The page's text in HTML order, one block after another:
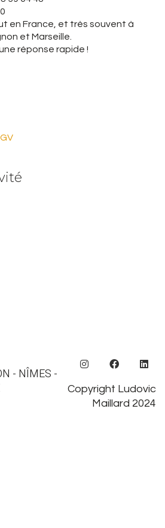
en France, et très souvent à
et Marseille.
réponse rapide !
Copyright Ludovic
Maillard 2024
- NÎMES -